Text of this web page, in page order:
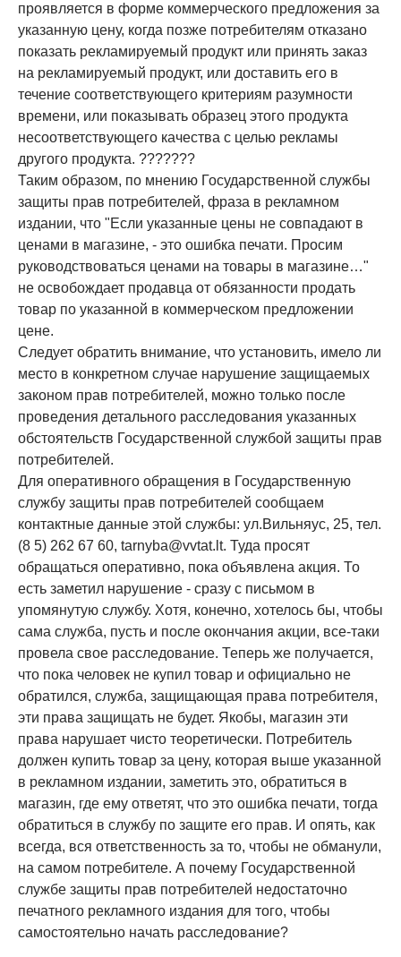
проявляется в форме коммерческого предложения за
указанную цену, когда позже потребителям отказано
показать рекламируемый продукт или принять заказ
на рекламируемый продукт, или доставить его в
течение соответствующего критериям разумности
времени, или показывать образец этого продукта
несоответствующего качества с целью рекламы
другого продукта. ???????
Таким образом, по мнению Государственной службы
защиты прав потребителей, фраза в рекламном
издании, что "Если указанные цены не совпадают в
ценами в магазине, - это ошибка печати. Просим
руководствоваться ценами на товары в магазине…"
не освобождает продавца от обязанности продать
товар по указанной в коммерческом предложении
цене.
Следует обратить внимание, что установить, имело ли
место в конкретном случае нарушение защищаемых
законом прав потребителей, можно только после
проведения детального расследования указанных
обстоятельств Государственной службой защиты прав
потребителей.
Для оперативного обращения в Государственную
службу защиты прав потребителей сообщаем
контактные данные этой службы: ул.Вильняус, 25, тел.
(8 5) 262 67 60, tarnyba@vvtat.lt. Туда просят
обращаться оперативно, пока объявлена акция. То
есть заметил нарушение - сразу с письмом в
упомянутую службу. Хотя, конечно, хотелось бы, чтобы
сама служба, пусть и после окончания акции, все-таки
провела свое расследование. Теперь же получается,
что пока человек не купил товар и официально не
обратился, служба, защищающая права потребителя,
эти права защищать не будет. Якобы, магазин эти
права нарушает чисто теоретически. Потребитель
должен купить товар за цену, которая выше указанной
в рекламном издании, заметить это, обратиться в
магазин, где ему ответят, что это ошибка печати, тогда
обратиться в службу по защите его прав. И опять, как
всегда, вся ответственность за то, чтобы не обманули,
на самом потребителе. А почему Государственной
службе защиты прав потребителей недостаточно
печатного рекламного издания для того, чтобы
самостоятельно начать расследование?